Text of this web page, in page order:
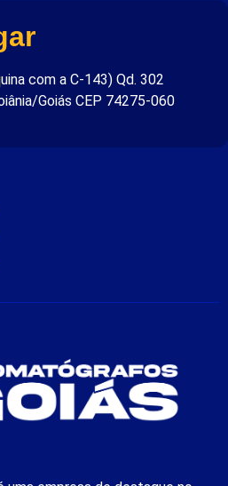
com a C-143) Qd. 302
Goiás CEP 74275-060